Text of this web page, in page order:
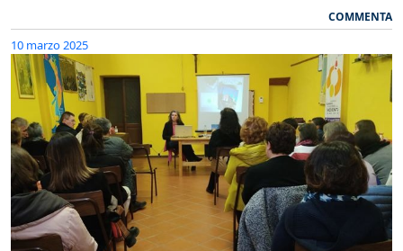
COMMENTA
10 marzo 2025